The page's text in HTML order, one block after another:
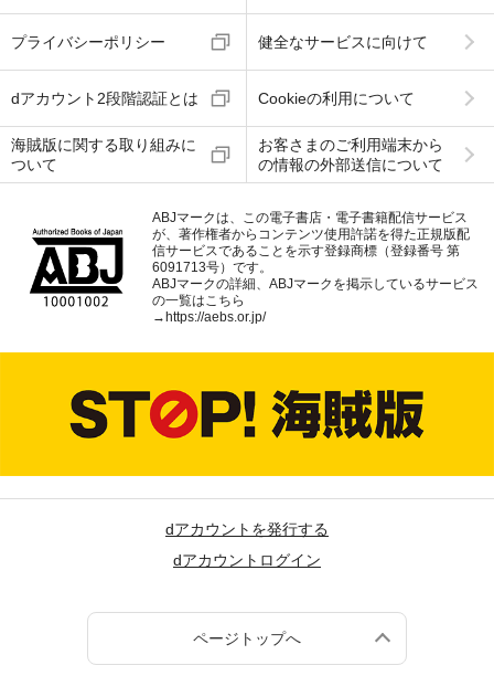
プライバシーポリシー 健全なサービスに向けて
dアカウント2段階認証とは Cookieの利用について
海賊版に関する取り組みに
ついて
お客さまのご利用端末から
の情報の外部送信について
ABJマークは、この電子書店・電子書籍配信サービス
が、著作権者からコンテンツ使用許諾を得た正規版配
信サービスであることを示す登録商標（登録番号 第
6091713号）です。
ABJマークの詳細、ABJマークを掲示しているサービス
の一覧はこちら
→ https://aebs.or.jp/
dアカウントを発行する
dアカウントログイン
ページトップへ